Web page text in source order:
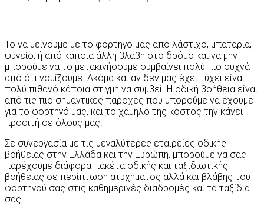
Το να μείνουμε με το φορτηγό μας από λάστιχο, μπαταρία,
ψυγείο, ή από κάποια άλλη βλάβη στο δρόμο και να μην
μπορούμε να το μετακινήσουμε συμβαίνει πολύ πιο συχνά
από ότι νομίζουμε. Ακόμα και αν δεν μας έχει τύχει είναι
πολύ πιθανό κάποια στιγμή να συμβεί. Η οδική βοήθεια είναι
από τις πιο σημαντικές παροχές που μπορούμε να έχουμε
για το φορτηγό μας, και το χαμηλό της κόστος την κάνει
προσιτή σε όλους μας.
Σε συνεργασία με τις μεγαλύτερες εταιρείες οδικής
βοήθειας στην Ελλάδα και την Ευρώπη, μπορούμε να σας
παρέχουμε διάφορα πακέτα οδικής και ταξιδιωτικής
βοήθειας σε περίπτωση ατυχήματος αλλά και βλάβης του
φορτηγού σας στις καθημερινές διαδρομές και τα ταξίδια
σας.